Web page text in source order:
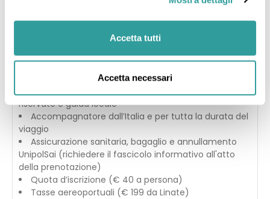
Accetta tutti
Accetta necessari
Trattamento di mezza pensione
Due mezze giornate di visita città con guida locale
(le visite saranno effettuate a piedi e con l’utilizzo dei
mezzi pubblici con pagamento diretto)
Escursione nell’Olanda del Nord con pullman
riservato e guida locale
Accompagnatore dall’Italia e per tutta la durata del
viaggio
Assicurazione sanitaria, bagaglio e annullamento
UnipolSai (richiedere il fascicolo informativo all'atto
della prenotazione)
Quota d’iscrizione (€ 40 a persona)
Tasse aereoportuali (€ 199 da Linate)